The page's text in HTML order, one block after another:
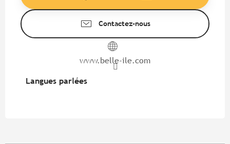
Contactez-nous
www.belle-ile.com
Langues parlées
Langues parlées